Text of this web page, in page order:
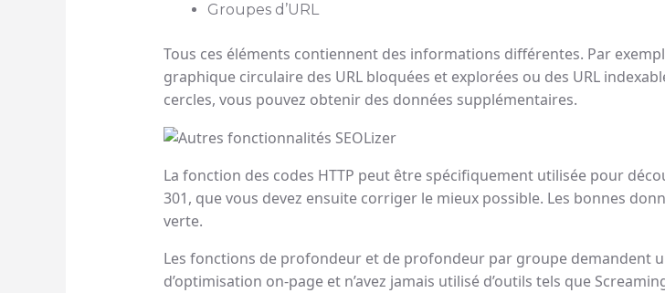
Groupes d’URL
Tous ces éléments contiennent des informations différentes. Par
graphique circulaire des URL bloquées et explorées ou des URL
cercles, vous pouvez obtenir des données supplémentaires.
La fonction des codes HTTP peut être spécifiquement utilisée pour
301, que vous devez ensuite corriger le mieux possible. Les bonnes
verte.
Les fonctions de profondeur et de profondeur par groupe demandent
d’optimisation on-page et n’avez jamais utilisé d’outils tels que